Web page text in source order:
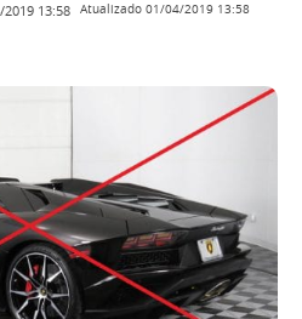
13:58 Atualizado 01/04/2019 13:58